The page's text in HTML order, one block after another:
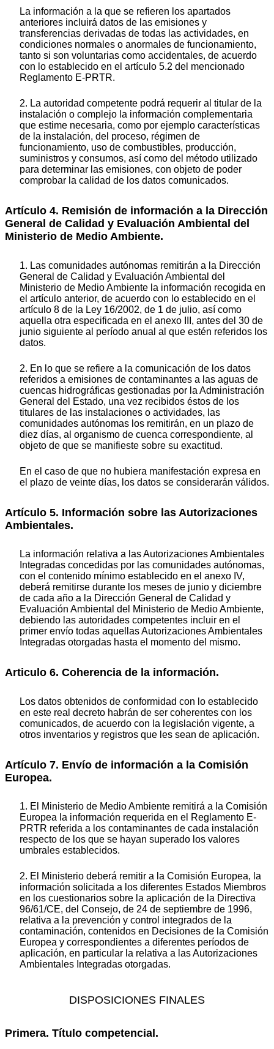
La información a la que se refieren los apartados
anteriores incluirá datos de las emisiones y
transferencias derivadas de todas las actividades, en
condiciones normales o anormales de funcionamiento,
tanto si son voluntarias como accidentales, de acuerdo
con lo establecido en el artículo 5.2 del mencionado
Reglamento E-PRTR.
2. La autoridad competente podrá requerir al titular de la
instalación o complejo la información complementaria
que estime necesaria, como por ejemplo características
de la instalación, del proceso, régimen de
funcionamiento, uso de combustibles, producción,
suministros y consumos, así como del método utilizado
para determinar las emisiones, con objeto de poder
comprobar la calidad de los datos comunicados.
Artículo 4. Remisión de información a la Dirección
General de Calidad y Evaluación Ambiental del
Ministerio de Medio Ambiente.
1. Las comunidades autónomas remitirán a la Dirección
General de Calidad y Evaluación Ambiental del
Ministerio de Medio Ambiente la información recogida en
el artículo anterior, de acuerdo con lo establecido en el
artículo 8 de la Ley 16/2002, de 1 de julio, así como
aquella otra especificada en el anexo III, antes del 30 de
junio siguiente al período anual al que estén referidos los
datos.
2. En lo que se refiere a la comunicación de los datos
referidos a emisiones de contaminantes a las aguas de
cuencas hidrográficas gestionadas por la Administración
General del Estado, una vez recibidos éstos de los
titulares de las instalaciones o actividades, las
comunidades autónomas los remitirán, en un plazo de
diez días, al organismo de cuenca correspondiente, al
objeto de que se manifieste sobre su exactitud.
En el caso de que no hubiera manifestación expresa en
el plazo de veinte días, los datos se considerarán válidos.
Artículo 5. Información sobre las Autorizaciones
Ambientales.
La información relativa a las Autorizaciones Ambientales
Integradas concedidas por las comunidades autónomas,
con el contenido mínimo establecido en el anexo IV,
deberá remitirse durante los meses de junio y diciembre
de cada año a la Dirección General de Calidad y
Evaluación Ambiental del Ministerio de Medio Ambiente,
debiendo las autoridades competentes incluir en el
primer envío todas aquellas Autorizaciones Ambientales
Integradas otorgadas hasta el momento del mismo.
Articulo 6. Coherencia de la información.
Los datos obtenidos de conformidad con lo establecido
en este real decreto habrán de ser coherentes con los
comunicados, de acuerdo con la legislación vigente, a
otros inventarios y registros que les sean de aplicación.
Artículo 7. Envío de información a la Comisión
Europea.
1. El Ministerio de Medio Ambiente remitirá a la Comisión
Europea la información requerida en el Reglamento E-
PRTR referida a los contaminantes de cada instalación
respecto de los que se hayan superado los valores
umbrales establecidos.
2. El Ministerio deberá remitir a la Comisión Europea, la
información solicitada a los diferentes Estados Miembros
en los cuestionarios sobre la aplicación de la Directiva
96/61/CE, del Consejo, de 24 de septiembre de 1996,
relativa a la prevención y control integrados de la
contaminación, contenidos en Decisiones de la Comisión
Europea y correspondientes a diferentes períodos de
aplicación, en particular la relativa a las Autorizaciones
Ambientales Integradas otorgadas.
DISPOSICIONES FINALES
Primera. Título competencial.